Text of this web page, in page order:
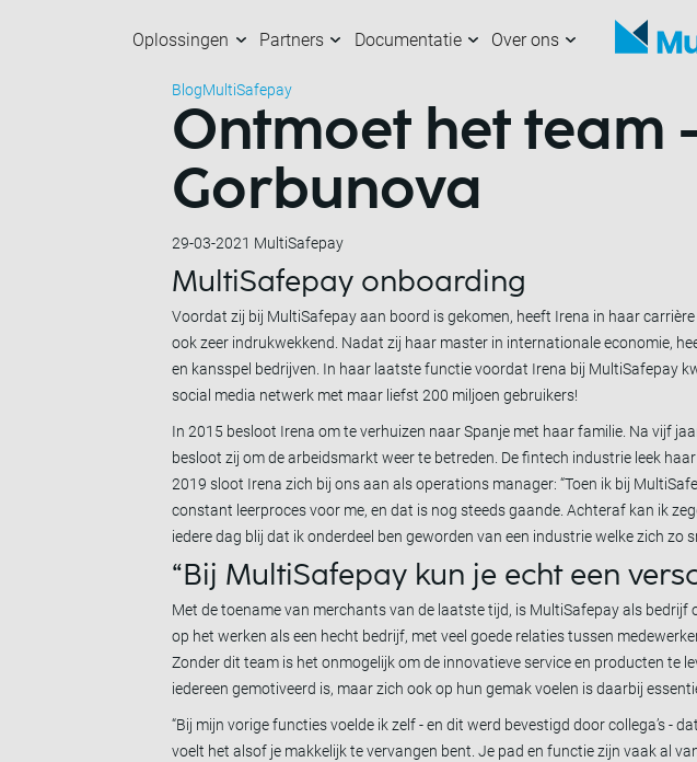
Oplossingen
Oplossingen Kanalen
Partners
Partners Onze partners
Documentatie
Documentatie Merchants
Over ons
Over ons MultiSafepay
BlogMultiSafepay
Ontmoet het team
Gorbunova
29-03-2021 MultiSafepay
MultiSafepay onboarding
Voordat zij bij MultiSafepay aan boord is gekomen, heeft Irena in haar
ook zeer indrukwekkend. Nadat zij haar master in internationale economie,
en kansspel bedrijven. In haar laatste functie voordat Irena bij MultiSafepay
social media netwerk met maar liefst 200 miljoen gebruikers!
In 2015 besloot Irena om te verhuizen naar Spanje met haar familie. Na vijf
besloot zij om de arbeidsmarkt weer te betreden. De fintech industrie leek
2019 sloot Irena zich bij ons aan als operations manager: “Toen ik bij
constant leerproces voor me, en dat is nog steeds gaande. Achteraf kan ik
iedere dag blij dat ik onderdeel ben geworden van een industrie welke zich zo
“Bij MultiSafepay kun je echt een
Met de toename van merchants van de laatste tijd, is MultiSafepay als
op het werken als een hecht bedrijf, met veel goede relaties tussen
Zonder dit team is het onmogelijk om de innovatieve service en producten te
iedereen gemotiveerd is, maar zich ook op hun gemak voelen is daarbij
“Bij mijn vorige functies voelde ik zelf - en dit werd bevestigd door collega’s -
voelt het alsof je makkelijk te vervangen bent. Je pad en functie zijn vaak al